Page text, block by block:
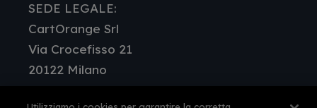
SEDE LEGALE:
CartOrange Srl
Via Crocefisso 21
20122 Milano
R.e.A. mI 1565140 - cap.sociale i.v. 90.000 €